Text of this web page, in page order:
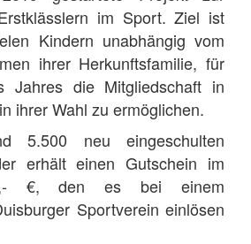
im Sport. Ziel ist
Kindern unabhängig vom
ihrer Herkunftsfamilie, für
Jahres die Mitgliedschaft in
ihrer Wahl zu ermöglichen.
5.500 neu eingeschulten
erhält einen Gutschein im
€, den es bei einem
Sportverein einlösen